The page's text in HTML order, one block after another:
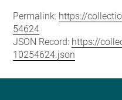
Permalink: https://
54624
JSON Record: https://
10254624.json